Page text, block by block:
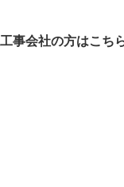
事会社の方はこち